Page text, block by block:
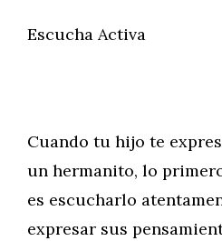
Escucha Activa
Cuando tu hijo te
un hermanito, lo
es escucharlo
expresar sus